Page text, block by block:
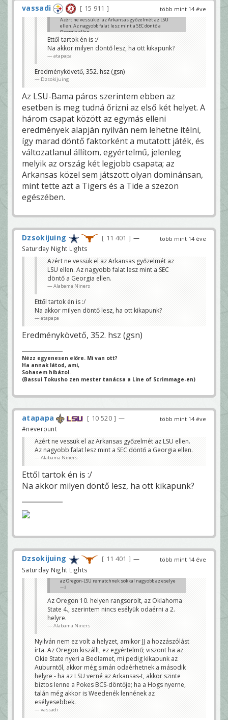
több mint 14 éve
vassadi 15 911
Azért ne vessük el az Arkansas győzelmét az LSU
ellen. Az nagyobb falat lesz mint a SEC döntő a
Georgia ellen.
Alabama Niners
Ettől tartok én is :/
Na akkor milyen döntő lesz, ha ott kikapunk?
atapapa
Eredménykövető, 352. hsz (gsn)
Dzsokijuing
Az LSU-Bama páros szerintem ebben az
esetben is meg tudná őrizni az első két helyet. A
három csapat között az egymás elleni
eredmények alapján nyilván nem lehetne ítélni,
így marad döntő faktorként a mutatott játék, és
változatlanul állítom, egyértelmű, jelenleg
melyik az ország két legjobb csapata; az
Arkansas közel sem játszott olyan dominánsan,
mint tette azt a Tigers és a Tide a szezon
egészében.
több mint 14 éve
Dzsokijuing 11 401
—
Saturday Night Lights
Azért ne vessük el az Arkansas győzelmét az
LSU ellen. Az nagyobb falat lesz mint a SEC
döntő a Georgia ellen.
Alabama Niners
Ettől tartok én is :/
Na akkor milyen döntő lesz, ha ott kikapunk?
atapapa
Eredménykövető, 352. hsz (gsn)
Nézz egyenesen előre. Mi van ott?
Ha annak látod, ami,
Sohasem hibázol.
(Bassui Tokusho zen mester tanácsa a Line of Scrimmage-en)
több mint 14 éve
atapapa 10 520
—
#neverpunt
Azért ne vessük el az Arkansas győzelmét az LSU ellen.
Az nagyobb falat lesz mint a SEC döntő a Georgia ellen.
Alabama Niners
Ettől tartok én is :/
Na akkor milyen döntő lesz, ha ott kikapunk?
több mint 14 éve
Dzsokijuing 11 401
—
Saturday Night Lights
az Oregon-LSU rematchnek sokkal nagyobb az eselye
JJ
Az Oregon 10. helyen rangsorolt, az Oklahoma
State 4., szerintem nincs esélyük odaérni a 2.
helyre.
Alabama Niners
Nyilván nem ez volt a helyzet, amikor JJ a hozzászólást
írta. Az Oregon kiszállt, ez egyértelmű; viszont ha az
Okie State nyeri a Bedlamet, mi pedig kikapunk az
Auburntől, akkor még simán odaérhetnek a második
helyre - ha az LSU verné az Arkansas-t, akkor szinte
biztos lenne a Pokes BCS-döntője; ha a Hogs nyerne,
talán még akkor is Weedenék lennének az
esélyesebbek.
vassadi